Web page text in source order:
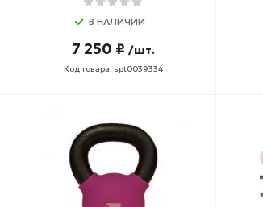
В НАЛИЧИИ
7 250 ₽ /шт.
Код товара: spt0039334